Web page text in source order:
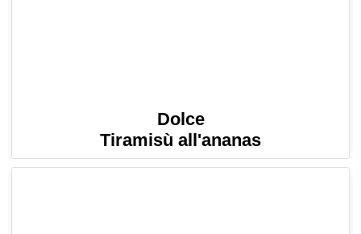
Dolce
Tiramisù all'ananas